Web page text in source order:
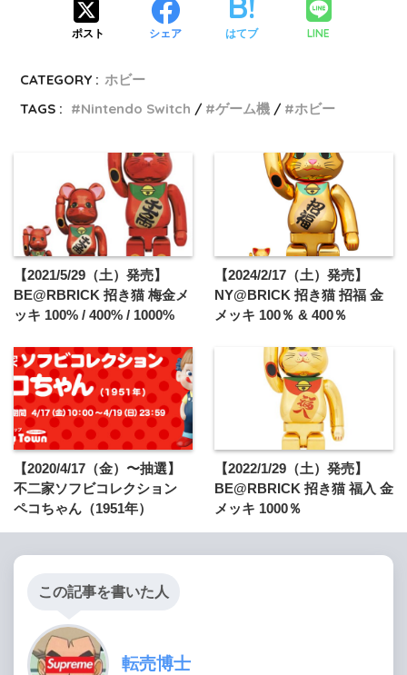
ポスト シェア はてブ LINE
CATEGORY : ホビー
TAGS :
Nintendo Switch ゲーム機 ホビー
【2021/5/29（土）発売】
BE@RBRICK 招き猫 梅金メ
ッキ 100% / 400% / 1000%
【2024/2/17（土）発売】
NY@BRICK 招き猫 招福 金
メッキ 100％ & 400％
【2020/4/17（金）〜抽選】
不二家ソフビコレクション
ペコちゃん（1951年）
【2022/1/29（土）発売】
BE@RBRICK 招き猫 福入 金
メッキ 1000％
この記事を書いた人
転売博士